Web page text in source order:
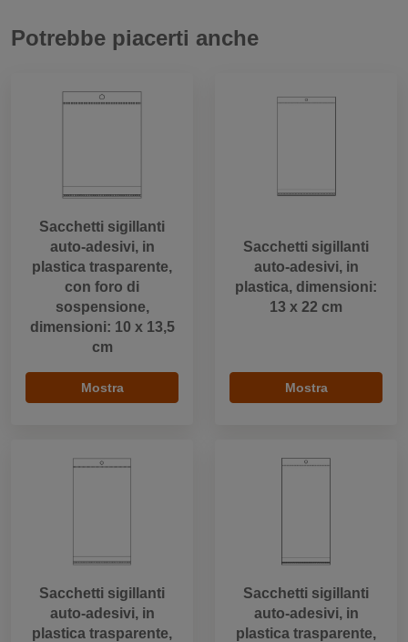
Potrebbe piacerti anche
Sacchetti sigillanti
auto-adesivi, in
plastica trasparente,
con foro di
sospensione,
dimensioni: 10 x 13,5
cm
Mostra
Sacchetti sigillanti
auto-adesivi, in
plastica, dimensioni:
13 x 22 cm
Mostra
Sacchetti sigillanti
auto-adesivi, in
plastica trasparente,
Sacchetti sigillanti
auto-adesivi, in
plastica trasparente,